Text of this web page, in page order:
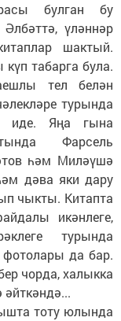
булган бу
үләннәр
шактый.
табарга була.
тел белән
турында
иде. Яңа гына
Фарсель
һәм Миләүшә
дәва яки дару
чыкты. Китапта
икәнлеге,
турында
фотолары да бар.
чорда, халыкка
әйткәндә...
тоту юлында